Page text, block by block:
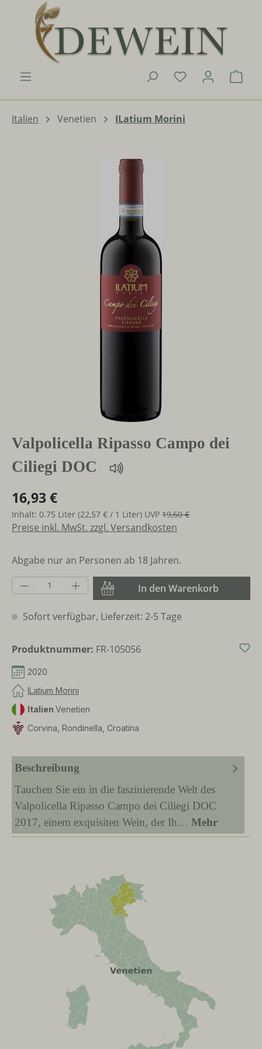
Zum Hauptinhalt springen
Du hast 0
Italien Venetien ILatium Morini
Valpolicella Ripasso Campo dei
Ciliegi DOC
16,93 €
Inhalt: 0.75 Liter (22,57 € / 1 Liter) UVP 19,60 €
Preise inkl. MwSt. zzgl. Versandkosten
Abgabe nur an Personen ab 18 Jahren.
Produkt Anzahl: Gib den gewünschten
In den Warenkorb
Sofort verfügbar, Lieferzeit: 2-5 Tage
Produktnummer: FR-105056
2020
ILatium Morini
Italien Venetien
Corvina, Rondinella, Croatina
Beschreibung
Tauchen Sie ein in die faszinierende Welt des
Valpolicella Ripasso Campo dei Ciliegi DOC
2017, einem exquisiten Wein, der Ih… Mehr